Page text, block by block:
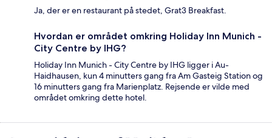
Ja, der er en restaurant på stedet, Grat3 Breakfast.
Hvordan er området omkring Holiday Inn Munich -
City Centre by IHG?
Holiday Inn Munich - City Centre by IHG ligger i Au-
Haidhausen, kun 4 minutters gang fra Am Gasteig Station og
16 minutters gang fra Marienplatz. Rejsende er vilde med
området omkring dette hotel.